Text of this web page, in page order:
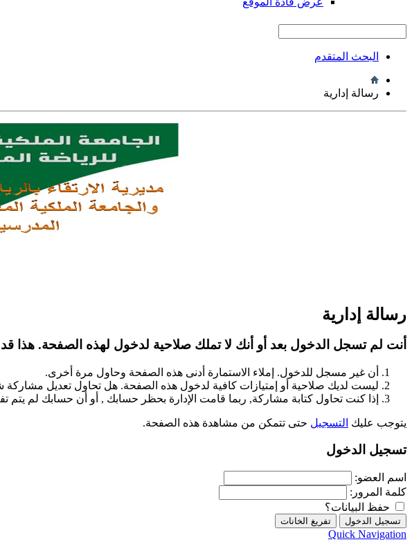
البحث المتقدم
رسالة إدارية
رسالة إدارية
أنت لم تسجل الدخول بعد أو أنك لا تملك صلاحية لدخول لهذه الصفحة. هذا
أن غير مسجل للدخول. إملاء الاستمارة أدنى هذه الصفحة وحاول مرة أخرى.
ليست لديك صلاحية أو إمتيازات كافية لدخول هذه الصفحة. هل تحاول تعديل
إذا كنت تحاول كتابة مشاركة, ربما قامت الإدارة بحظر حسابك , أو أن حسابك لم يتم
يتوجب عليك التسجيل حتى تتمكن من مشاهدة هذه الصفحة.
تسجيل الدخول
اسم العضو:
كلمة المرور:
حفظ البيانات؟
Quick Navigation